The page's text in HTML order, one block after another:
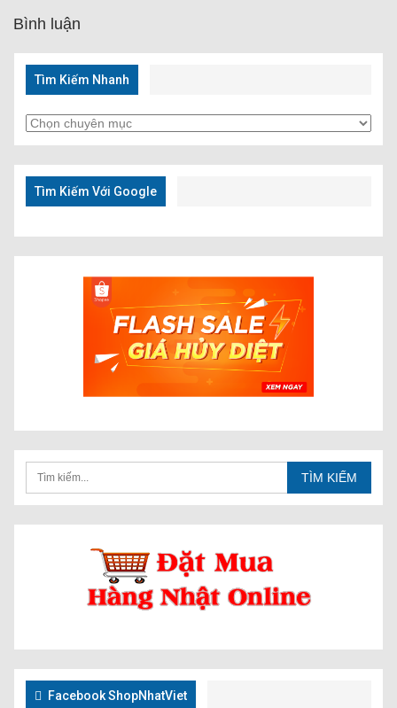
Bình luận
Tìm Kiếm Nhanh
Tìm
Kiếm
Nhanh
Tìm Kiếm Với Google
Facebook ShopNhatViet